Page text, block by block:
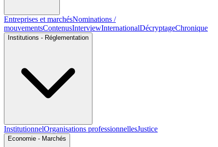
Entreprises et marchésNominations /
mouvementsContenusInterviewInternationalDécryptageChronique
Institutions - Réglementation
InstitutionnelOrganisations professionnellesJustice
Economie - Marchés